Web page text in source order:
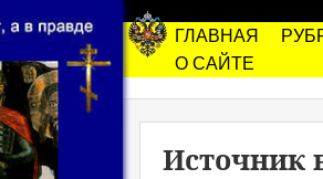
ГЛАВНАЯ
О САЙТЕ
Источник